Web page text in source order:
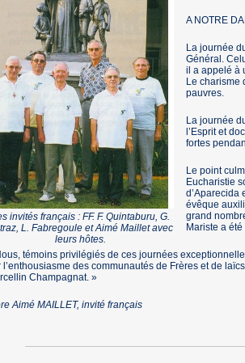
invités français : FF. F. Quintaburu, G.
L. Fabregoule et Aimé Maillet avec
leurs hôtes.
A NOTRE
La journée
Général.
il a appelé à
Le charisme
pauvres.
La journée
l’Esprit et
fortes
Le point
Eucharistie
d’Aparecida
évêque
grand
Mariste a
témoins privilégiés de ces journées
l’enthousiasme des communautés de Frères et de
Champagnat. »
Aimé MAILLET, invité français